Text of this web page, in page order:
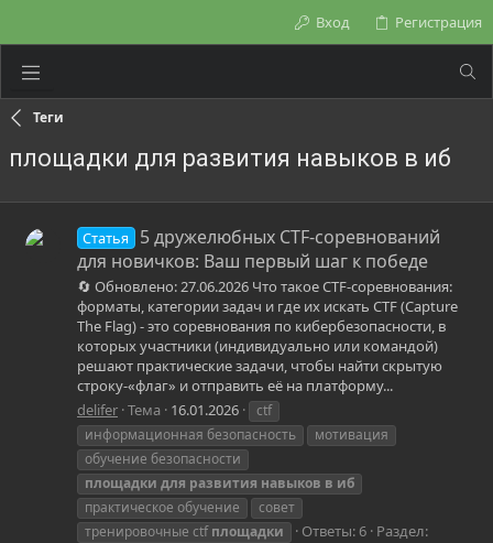
Вход Регистрация
Теги
площадки для развития навыков в иб
Статья
5 дружелюбных CTF-соревнований
для новичков: Ваш первый шаг к победе
🔄 Обновлено: 27.06.2026 Что такое CTF-соревнования:
форматы, категории задач и где их искать CTF (Capture
The Flag) - это соревнования по кибербезопасности, в
которых участники (индивидуально или командой)
решают практические задачи, чтобы найти скрытую
строку-«флаг» и отправить её на платформу...
delifer Тема 16.01.2026
ctf
информационная безопасность
мотивация
обучение безопасности
площадки для развития навыков в иб
практическое обучение
совет
тренировочные ctfплощадки Ответы: 6 Раздел: